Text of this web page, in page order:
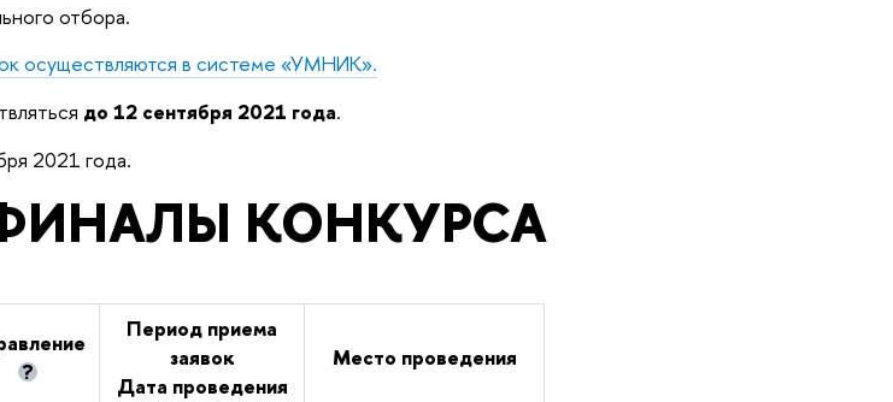
отбора.
осуществляются в системе «УМНИК».
до 12 сентября 2021 года.
2021 года.
КОНКУРСА
?
Период приема
заявок
Дата проведения
Место проведения